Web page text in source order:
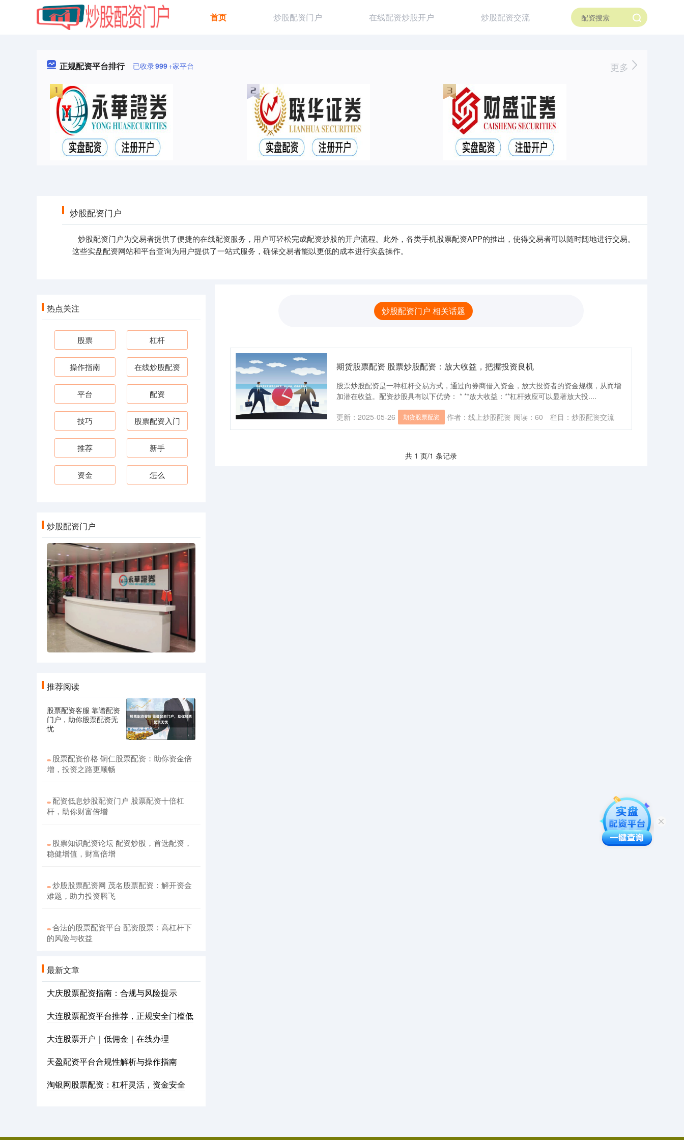
首页 炒股配资门户 在线配资炒股开户 炒股配资交流
正规配资平台排行 已收录999+家平台 更多
炒股配资门户
炒股配资门户为交易者提供了便捷的在线配资服务，用户可轻松完成配资炒股的开户流程。此外，各类手机股票配资APP的推出，使得交易者可以随时随地进行交易。
这些实盘配资网站和平台查询为用户提供了一站式服务，确保交易者能以更低的成本进行实盘操作。
炒股配资门户 相关话题
期货股票配资 股票炒股配资：放大收益，把握投资良机
股票炒股配资是一种杠杆交易方式，通过向券商借入资金，放大投资者的资金规模，从而增
加潜在收益。配资炒股具有以下优势： * **放大收益：**杠杆效应可以显著放大投....
更新：2025-05-26 期货股票配资 作者：线上炒股配资 阅读： 60 栏目： 炒股配资交流
共 1 页/1 条记录
热点关注
股票 杠杆
操作指南 在线炒股配资
平台 配资
技巧 股票配资入门
推荐 新手
资金 怎么
炒股配资门户
推荐阅读
股票配资客服 靠谱配资
门户，助你股票配资无
忧
股票配资价格 铜仁股票配资：助你资金倍
增，投资之路更顺畅
配资低息炒股配资门户 股票配资十倍杠
杆，助你财富倍增
股票知识配资论坛 配资炒股，首选配资，
稳健增值，财富倍增
炒股股票配资网 茂名股票配资：解开资金
难题，助力投资腾飞
合法的股票配资平台 配资股票：高杠杆下
的风险与收益
最新文章
大庆股票配资指南：合规与风险提示
大连股票配资平台推荐，正规安全门槛低
大连股票开户｜低佣金｜在线办理
天盈配资平台合规性解析与操作指南
淘银网股票配资：杠杆灵活，资金安全